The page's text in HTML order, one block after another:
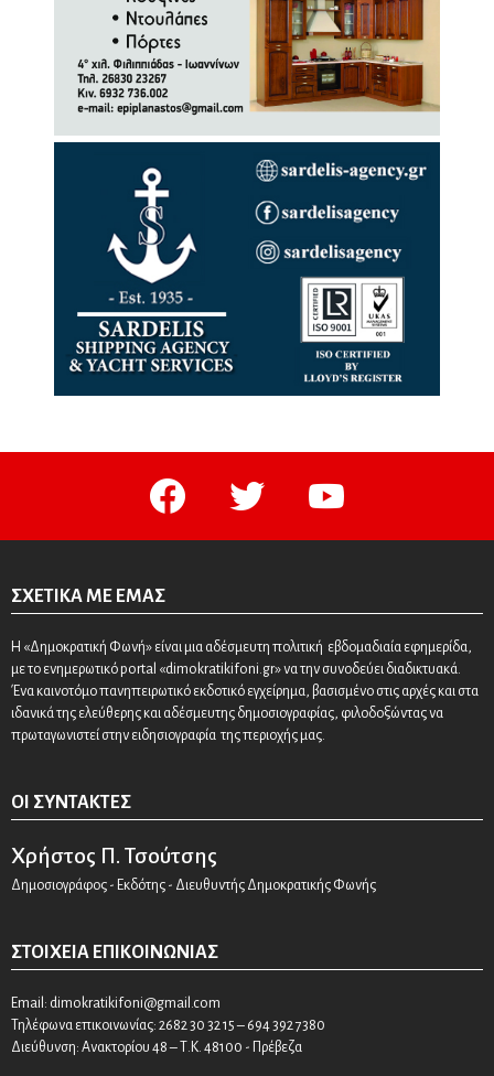
facebook twitter youtube
ΣΧΕΤΙΚΆ ΜΕ ΕΜΆΣ
Η «Δημοκρατική Φωνή» είναι μια αδέσμευτη πολιτική εβδομαδιαία εφημερίδα,
με το ενημερωτικό portal «dimokratikifoni.gr» να την συνοδεύει διαδικτυακά.
Ένα καινοτόμο πανηπειρωτικό εκδοτικό εγχείρημα, βασισμένο στις αρχές και στα
ιδανικά της ελεύθερης και αδέσμευτης δημοσιογραφίας, φιλοδοξώντας να
πρωταγωνιστεί στην ειδησιογραφία της περιοχής μας.
ΟΙ ΣΥΝΤΆΚΤΕΣ
Χρήστος Π. Τσούτσης
Δημοσιογράφος - Εκδότης - Διευθυντής Δημοκρατικής Φωνής
ΣΤΟΙΧΕΊΑ ΕΠΙΚΟΙΝΩΝΊΑΣ
Email: dimokratikifoni@gmail.com
Τηλέφωνα επικοινωνίας: 2682 30 32 15 – 694 392 7380
Διεύθυνση: Ανακτορίου 48 – Τ.Κ. 48100 - Πρέβεζα